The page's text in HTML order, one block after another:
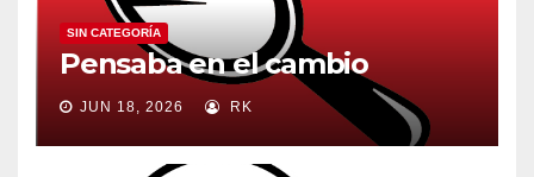
SIN CATEGORÍA
Pensaba en el cambio
JUN 18, 2026 RK